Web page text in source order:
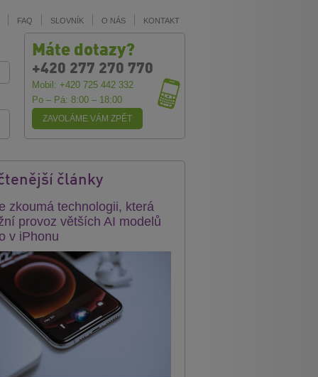
FAQ SLOVNÍK O NÁS KONTAKT
Máte dotazy?
+420 277 270 770
Mobil: +420 725 442 332
Po – Pá: 8:00 – 18:00
ZAVOLÁME VÁM ZPĚT
články
zkoumá technologii, která
provoz větších AI modelů
v iPhonu